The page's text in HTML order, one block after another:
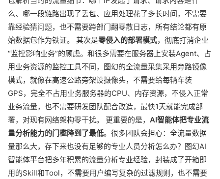
么、哪一段链路出现了丢包、应用处理花了多长时间，不需要
靠经验猜问题，也不需要跨部门翻零散日志，所有结论都有原
始数据包作为铁证。 其次是零侵入的部署模式，彻底打消企业
“监控影响业务”的顾虑。和很多需要在服务器上安装Agent、占
用业务资源的监控工具不同，图幻的全流量采集采用旁路镜像
模式，就像在高速公路旁架设摄像头，不需要给每辆车装
GPS，完全不占用业务服务器的CPU、内存资源，不侵入正常
业务流量，也不需要研发团队配合改造，最快1天就能完成部
署，对现有网络架构零干扰。 更重要的是， AI智能体把专业流
量分析能力的门槛降到了最低。很多团队会担心：全流量数据
量那么大，存下来也没有足够的专业人员分析怎么办？图幻AI
智能体平台把多年积累的流量分析专业经验，封装成了开箱即
用的Skill和Tool，不需要用户编写复杂的过滤规则，也不需要